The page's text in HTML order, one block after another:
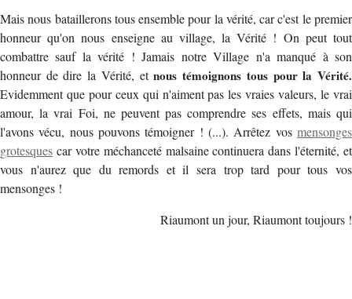
Mais nous bataillerons tous ensemble pour la vérité, car c'est le premier
honneur qu'on nous enseigne au village, la Vérité ! On peut tout
combattre sauf la vérité ! Jamais notre Village n'a manqué à son
honneur de dire la Vérité, etnous témoignons tous pour la Vérité.
Evidemment que pour ceux qui n'aiment pas les vraies valeurs, le vrai
amour, la vrai Foi, ne peuvent pas comprendre ses effets, mais qui
l'avons vécu, nous pouvons témoigner ! (...). Arrêtez vos mensonges
grotesques car votre méchanceté malsaine continuera dans l'éternité, et
vous n'aurez que du remords et il sera trop tard pour tous vos
mensonges !
Riaumont un jour, Riaumont toujours !